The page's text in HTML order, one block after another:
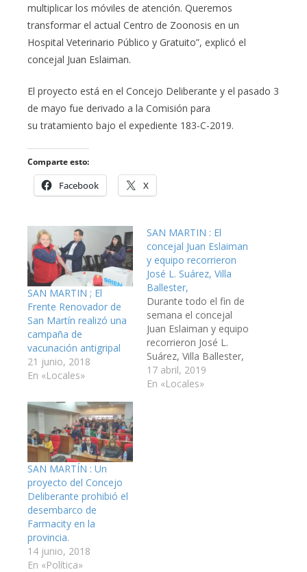
multiplicar los móviles de atención. Queremos
transformar el actual Centro de Zoonosis en un
Hospital Veterinario Público y Gratuito”, explicó el
concejal Juan Eslaiman.
El proyecto está en el Concejo Deliberante y el pasado 3
de mayo fue derivado a la Comisión para
su tratamiento bajo el expediente 183-C-2019.
Comparte esto:
Facebook X
SAN MARTIN ; El
Frente Renovador de
San Martín realizó una
campaña de
vacunación antigripal
21 junio, 2018
En «Locales»
SAN MARTIN : El
concejal Juan Eslaiman
y equipo recorrieron
José L. Suárez, Villa
Ballester,
Durante todo el fin de
semana el concejal
Juan Eslaiman y equipo
recorrieron José L.
Suárez, Villa Ballester,
Billinghurst y San
Martín centro para
17 abril, 2019
En «Locales»
SAN MARTÍN : Un
proyecto del Concejo
Deliberante prohibió el
desembarco de
Farmacity en la
provincia.
14 junio, 2018
En «Política»